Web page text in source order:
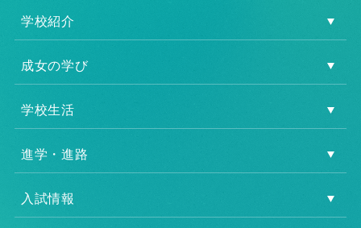
学校紹介
成女の学び
学校生活
進学・進路
入試情報